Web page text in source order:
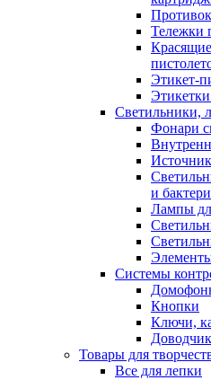
Тележки
Этикет-
Этикетки
Светильники,
Фонари
и
Лампы
Системы
Кнопки
Ключи,
Товары для
Все для лепки